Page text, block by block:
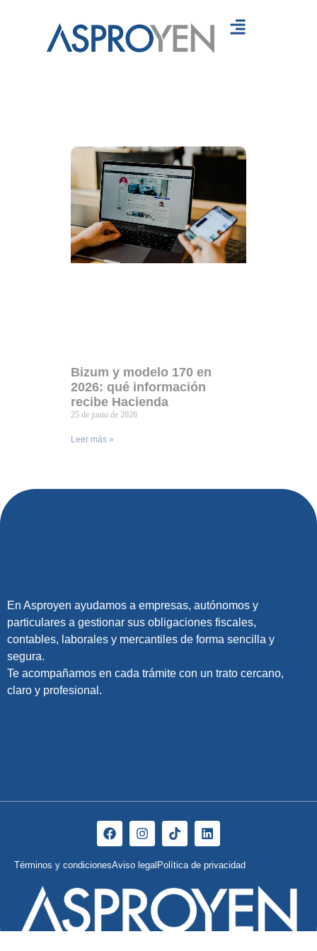
Bizum y modelo 170 en
2026: qué información
recibe Hacienda
25 de junio de 2026
Leer más »
En Asproyen ayudamos a empresas, autónomos y
particulares a gestionar sus obligaciones fiscales,
contables, laborales y mercantiles de forma sencilla y
segura.
Te acompañamos en cada trámite con un trato cercano,
claro y profesional.
Términos y condicionesAviso legal Política de privacidad